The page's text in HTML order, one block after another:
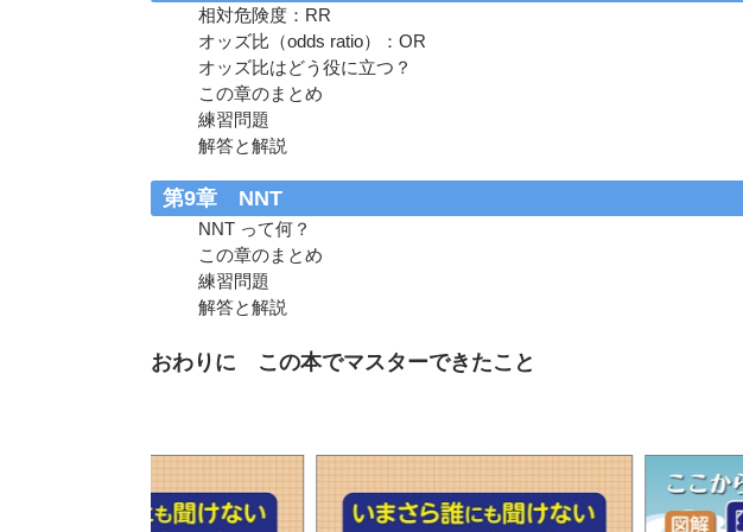
相対危険度：RR
オッズ比（odds ratio）：OR
オッズ比はどう役に立つ？
この章のまとめ
練習問題
解答と解説
第9章 NNT
NNT って何？
この章のまとめ
練習問題
解答と解説
おわりに この本でマスターできたこと